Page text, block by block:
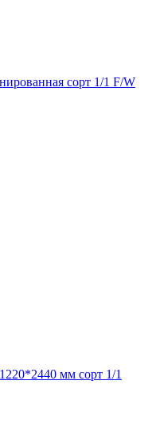
сорт 1/1 F/W
мм сорт 1/1